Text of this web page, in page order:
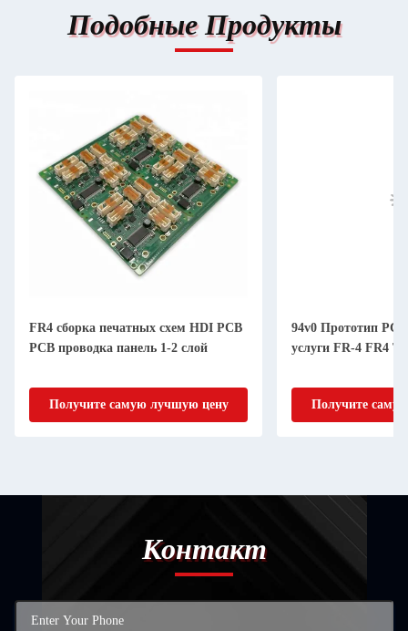
Подобные Продукты
FR4 сборка печатных схем HDI PCB
PCB проводка панель 1-2 слой
Получите самую лучшую цену
94v0 Прототип
услуги FR-4 FR4
Получите
Контакт